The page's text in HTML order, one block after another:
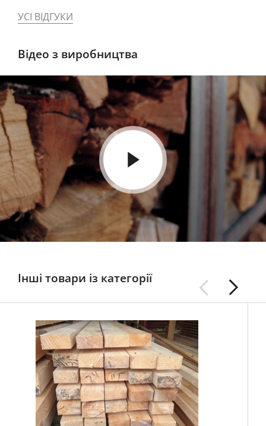
УСІ ВІДГУКИ
Відео з виробництва
Інші товари із категорії